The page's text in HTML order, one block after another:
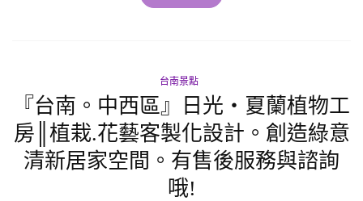
台南景點
『台南。中西區』日光‧夏蘭植物工
房║植栽.花藝客製化設計。創造綠意
清新居家空間。有售後服務與諮詢
哦!